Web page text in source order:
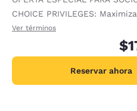
CHOICE PRIVILEGES:
recompensas al recibir 1000
Ver términos
Reservar ahora